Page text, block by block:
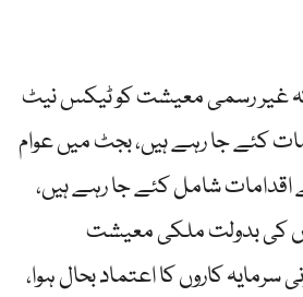
غیر رسمی معیشت کو ٹیکس نیٹ
کئے جا رہے ہیں، بجٹ میں عوام
اقدامات شامل کئے جا رہے ہیں،
کی بدولت ملکی معیشت
سرمایہ کاروں کا اعتماد بحال ہوا،